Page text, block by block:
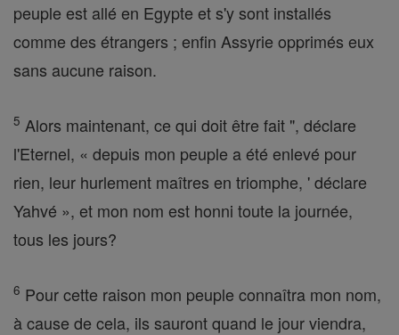
peuple est allé en Egypte et s'y sont installés
comme des étrangers ; enfin Assyrie opprimés eux
sans aucune raison.
5 Alors maintenant, ce qui doit être fait ", déclare
l'Eternel, « depuis mon peuple a été enlevé pour
rien, leur hurlement maîtres en triomphe, ' déclare
Yahvé », et mon nom est honni toute la journée,
tous les jours?
6 Pour cette raison mon peuple connaîtra mon nom,
à cause de cela, ils sauront quand le jour viendra,